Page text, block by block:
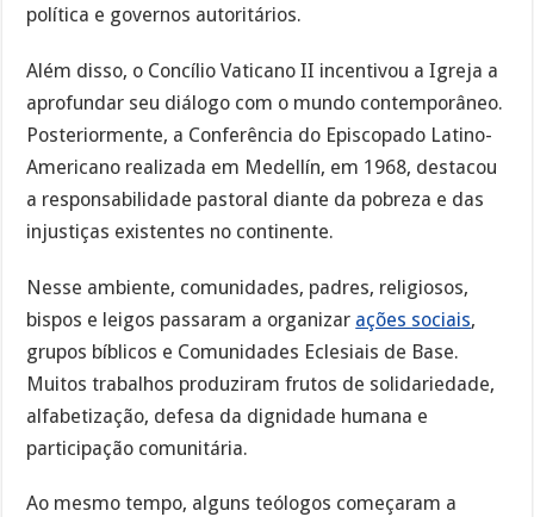
política e governos autoritários.
Além disso, o Concílio Vaticano II incentivou a Igreja a
aprofundar seu diálogo com o mundo contemporâneo.
Posteriormente, a Conferência do Episcopado Latino-
Americano realizada em Medellín, em 1968, destacou
a responsabilidade pastoral diante da pobreza e das
injustiças existentes no continente.
Nesse ambiente, comunidades, padres, religiosos,
bispos e leigos passaram a organizar ações sociais,
grupos bíblicos e Comunidades Eclesiais de Base.
Muitos trabalhos produziram frutos de solidariedade,
alfabetização, defesa da dignidade humana e
participação comunitária.
Ao mesmo tempo, alguns teólogos começaram a